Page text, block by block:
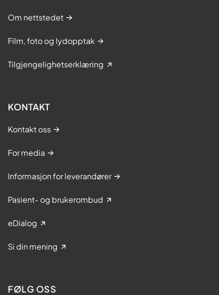
Om nettstedet
Film, foto og lydopptak
Tilgjengelighetserklæring
KONTAKT
Kontakt oss
For media
Informasjon for leverandører
Pasient- og brukerombud
eDialog
Si din mening
FØLG OSS